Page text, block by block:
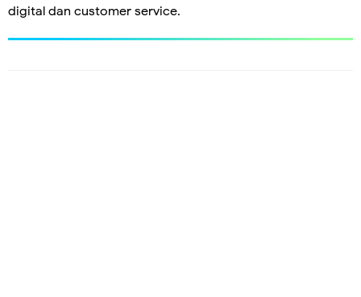
digital dan customer service.